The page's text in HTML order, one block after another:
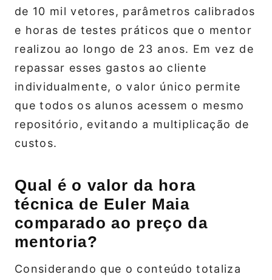
de 10 mil vetores, parâmetros calibrados
e horas de testes práticos que o mentor
realizou ao longo de 23 anos. Em vez de
repassar esses gastos ao cliente
individualmente, o valor único permite
que todos os alunos acessem o mesmo
repositório, evitando a multiplicação de
custos.
Qual é o valor da hora
técnica de Euler Maia
comparado ao preço da
mentoria?
Considerando que o conteúdo totaliza